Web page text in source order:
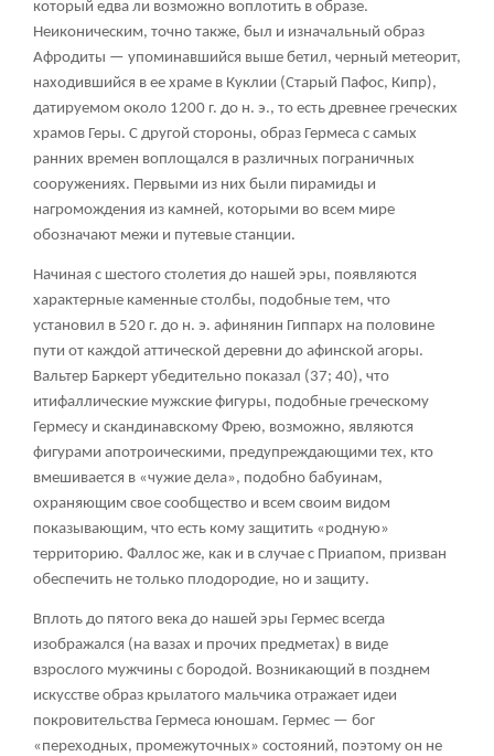
который едва ли возможно воплотить в образе.
Неиконическим, точно также, был и изначальный образ
Афродиты — упоминавшийся выше бетил, черный метеорит,
находившийся в ее храме в Куклии (Старый Пафос, Кипр),
датируемом около 1200 г. до н. э., то есть древнее греческих
храмов Геры. С другой стороны, образ Гермеса с самых
ранних времен воплощался в различных пограничных
сооружениях. Первыми из них были пирамиды и
нагромождения из камней, которыми во всем мире
обозначают межи и путевые станции.
Начиная с шестого столетия до нашей эры, появляются
характерные каменные столбы, подобные тем, что
установил в 520 г. до н. э. афинянин Гиппарх на половине
пути от каждой аттической деревни до афинской агоры.
Вальтер Баркерт убедительно показал (37; 40), что
итифаллические мужские фигуры, подобные греческому
Гермесу и скандинавскому Фрею, возможно, являются
фигурами апотроическими, предупреждающими тех, кто
вмешивается в «чужие дела», подобно бабуинам,
охраняющим свое сообщество и всем своим видом
показывающим, что есть кому защитить «родную»
территорию. Фаллос же, как и в случае с Приапом, призван
обеспечить не только плодородие, но и защиту.
Вплоть до пятого века до нашей эры Гермес всегда
изображался (на вазах и прочих предметах) в виде
взрослого мужчины с бородой. Возникающий в позднем
искусстве образ крылатого мальчика отражает идеи
покровительства Гермеса юношам. Гермес — бог
«переходных, промежуточных» состояний, поэтому он не